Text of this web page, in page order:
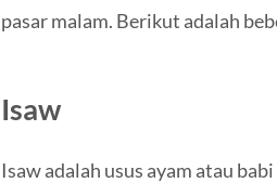
pasar malam. Berikut adalah
Isaw
Isaw adalah usus ayam atau